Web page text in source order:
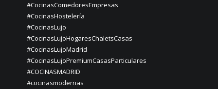
#CocinasComedoresEmpresas
#CocinasHostelería
#CocinasLujo
#CocinasLujoHogaresChaletsCasas
#CocinasLujoMadrid
#CocinasLujoPremiumCasasParticulares
#COCINASMADRID
#cocinasmodernas